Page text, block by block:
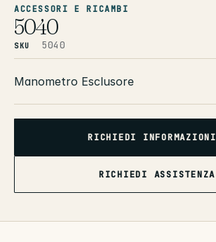
ACCESSORI E RICAMBI
5040
SKU 5040
Manometro Esclusore
RICHIEDI INFORMAZIONI
RICHIEDI ASSISTENZA